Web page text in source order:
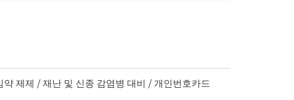
제제 / 재난 및 신종 감염병 대비 / 개인번호카드